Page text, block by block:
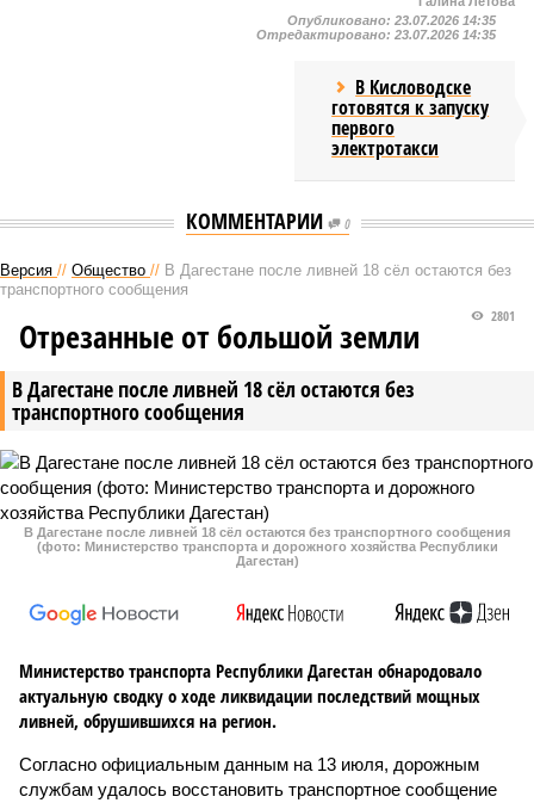
Опубликовано: 23.07.2026 14:35
Отредактировано: 23.07.2026 14:35
В Кисловодске
готовятся к запуску
первого
электротакси
КОММЕНТАРИИ 0
Версия // Общество // В Дагестане после ливней 18 сёл остаются без
транспортного сообщения
В Дагестане после ливней 18 сёл остаются без
транспортного сообщения
2801
Отрезанные от большой земли
В Дагестане после ливней 18 сёл остаются без транспортного сообщения
(фото: Министерство транспорта и дорожного хозяйства Республики
Дагестан)
Министерство транспорта Республики Дагестан обнародовало
актуальную сводку о ходе ликвидации последствий мощных
ливней, обрушившихся на регион.
Согласно официальным данным на 13 июля, дорожным
службам удалось восстановить транспортное сообщение